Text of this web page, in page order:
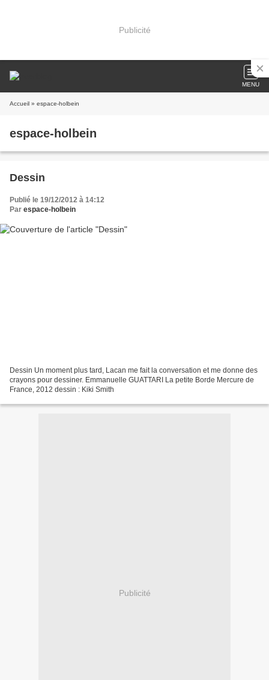
Publicité
MENU
Accueil » espace-holbein
espace-holbein
Dessin
Publié le 19/12/2012 à 14:12
Par espace-holbein
Dessin Un moment plus tard, Lacan me fait la conversation et me donne des
crayons pour dessiner. Emmanuelle GUATTARI La petite Borde Mercure de
France, 2012 dessin : Kiki Smith
Publicité